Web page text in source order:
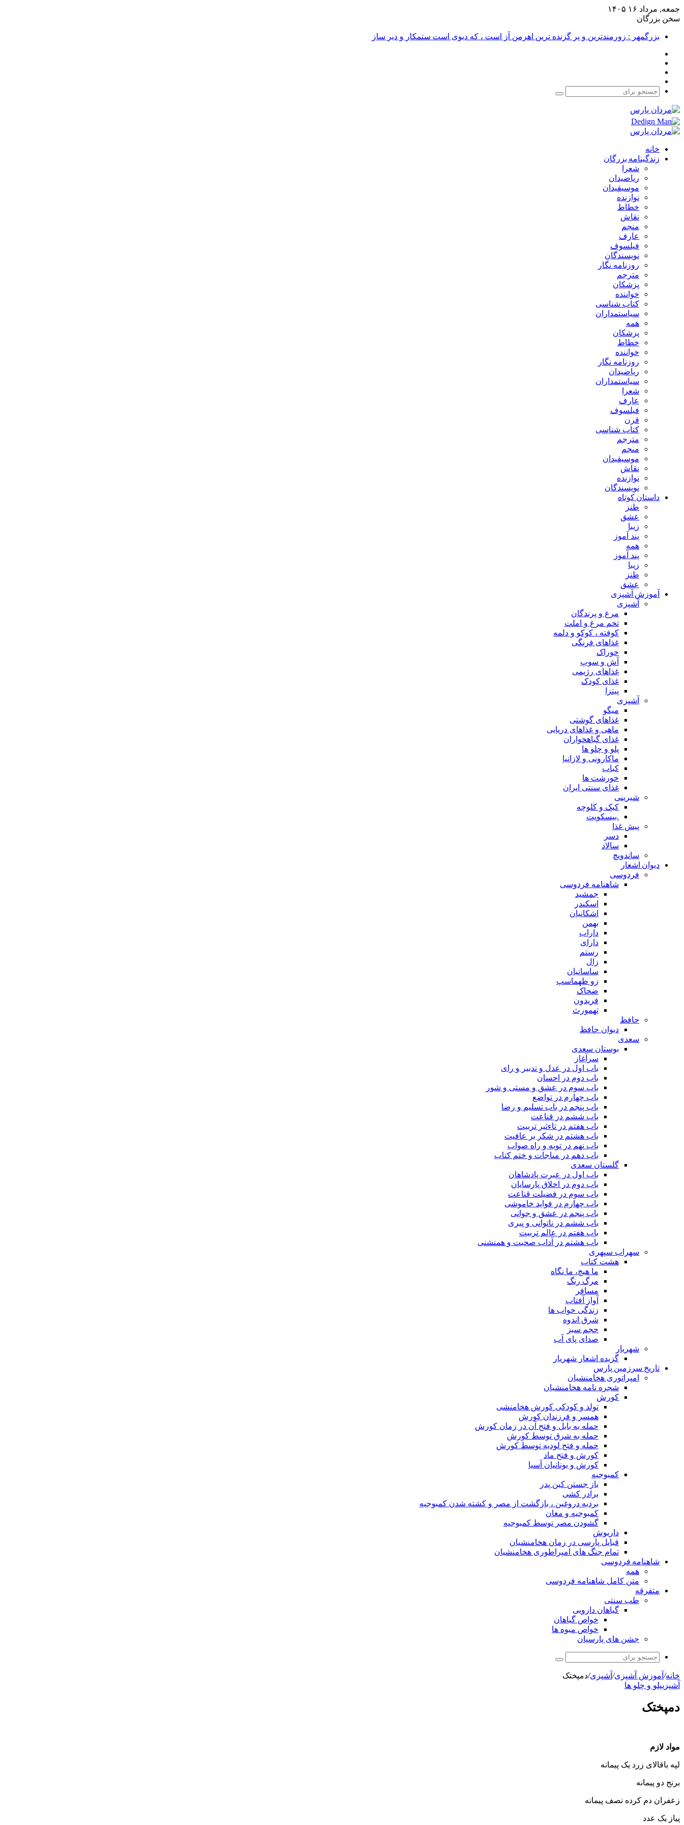
جمعه, مرداد ۱۶ ۱۴۰۵
سخن بزرگان
بزرگمهر : زورمندترین و پر گزنده ترین اهرمن آز است ، که دیوی است ستمکار و دیر ساز
جستجو
خانه
زندگینامه بزرگان
شعرا
ریاضیدان
موسیقیدان
نوازنده
خطاط
نقاش
منجم
عارف
فیلسوف
نویسندگان
روزنامه نگار
مترجم
پزشکان
خواننده
کتاب شناسی
سیاستمداران
همه
پزشکان
خطاط
خواننده
روزنامه نگار
ریاضیدان
سیاستمداران
شعرا
عارف
فیلسوف
قرن
کتاب شناسی
مترجم
منجم
موسیقیدان
نقاش
نوازنده
نویسندگان
داستان کوتاه
طنز
عشق
زیبا
پند آموز
همه
پند آموز
زیبا
طنز
عشق
آموزش آشپزی
آشپزی
مرغ و پرندگان
تخم مرغ و املت
کوفته ، کوکو و دلمه
غذاهای فرنگی
خوراک
آش و سوپ
غذاهای رژیمی
غذای کودک
پیتزا
آشپزی
میگو
غذاهای گوشتی
ماهی و غذاهای دریایی
غذای گیاهخواران
پلو و چلو ها
ماکارونی و لازانیا
کباب
خورشت ها
غذای سنتی ایران
شیرینی
کیک و کلوچه
.بیسکویت
پیش غذا
دسر
سالاد
ساندویچ
دیوان اشعار
فردوسی
شاهنامه فردوسی
جمشید
اسکندر
اشکانیان
بهمن
داراب
دارای
رستم
زال
ساسانیان
زو طهماسپ‏
ضحاک
فریدون
تهمورث
حافظ
دیوان حافظ
سعدی
بوستان سعدی
سرآغاز
باب اول در عدل و تدبیر و رای
باب دوم در احسان
باب سوم در عشق و مستی و شور
باب چهارم در تواضع
باب پنجم در باب تسلیم و رضا
باب ششم در قناعت
باب هفتم در تاءثیر تربیت
باب هشتم در شکر بر عافیت
باب نهم در توبه و راه صواب
باب دهم در مناجات و ختم کتاب
گلستان سعدی
باب اول در عبرت پادشاهان
باب دوم در اخلاق پارسایان
باب سوم در فضیلت قناعت
باب چهارم در فواید خاموشى
باب پنجم در عشق و جوانى
باب ششم در ناتوانى و پیرى
باب هفتم در عالم تربیت
باب هشتم در آداب صحبت و همنشنى
سهراب سپهری
هشت کتاب
ما هیچ، ما نگاه
مرگ رنگ
مسافر
آواز آفتاب
زندگی خواب ها
شرق اندوه
حجم سبز
صدای پای آب
شهریار
گزیده اشعار شهریار
تاریخ سرزمین پارس
امپراتوری هخامنشیان
شجره نامه هخامنشیان
کورش
تولد و کودکی کورش هخامنشی
همسر و فرزندان کورش
حمله به بابل و فتح آن در زمان کورش
حمله به شرق توسط کورش
حمله و فتح لودیه توسط کورش
کورش و فتح ماد
کورش و یونانیان آسیا
کمبوجیه
باز جستن کین پدر
برادر کشی
بردیه دروغین ، بازگشت از مصر و کشته شدن کمبوجیه
کمبوجیه و مغان
گشودن مصر توسط کمبوجیه
داریوش
قبایل پارسی در زمان هخامنشیان
تمام جنگ های امپراطوری هخامنشیان
شاهنامه فردوسی
همه
متن کامل شاهنامه فردوسی
متفرقه
طب سنتی
گیاهان دارویی
خواص گیاهان
خواص میوه ها
جشن های پارسیان
جستجو
خانه/ آموزش آشپزی/ آشپزی/دمپختک
آشپزیپلو و چلو ها
دمپختک
مواد لازم
لپه باقالای زرد یک پیمانه
برنج دو پیمانه
زعفران دم کرده نصف پیمانه
پیاز یک عدد